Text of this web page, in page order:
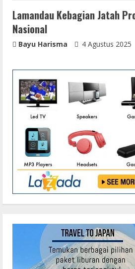
Lamandau Kebagian Jatah
Nasional
Bayu Harisma 4 Agustus 2025